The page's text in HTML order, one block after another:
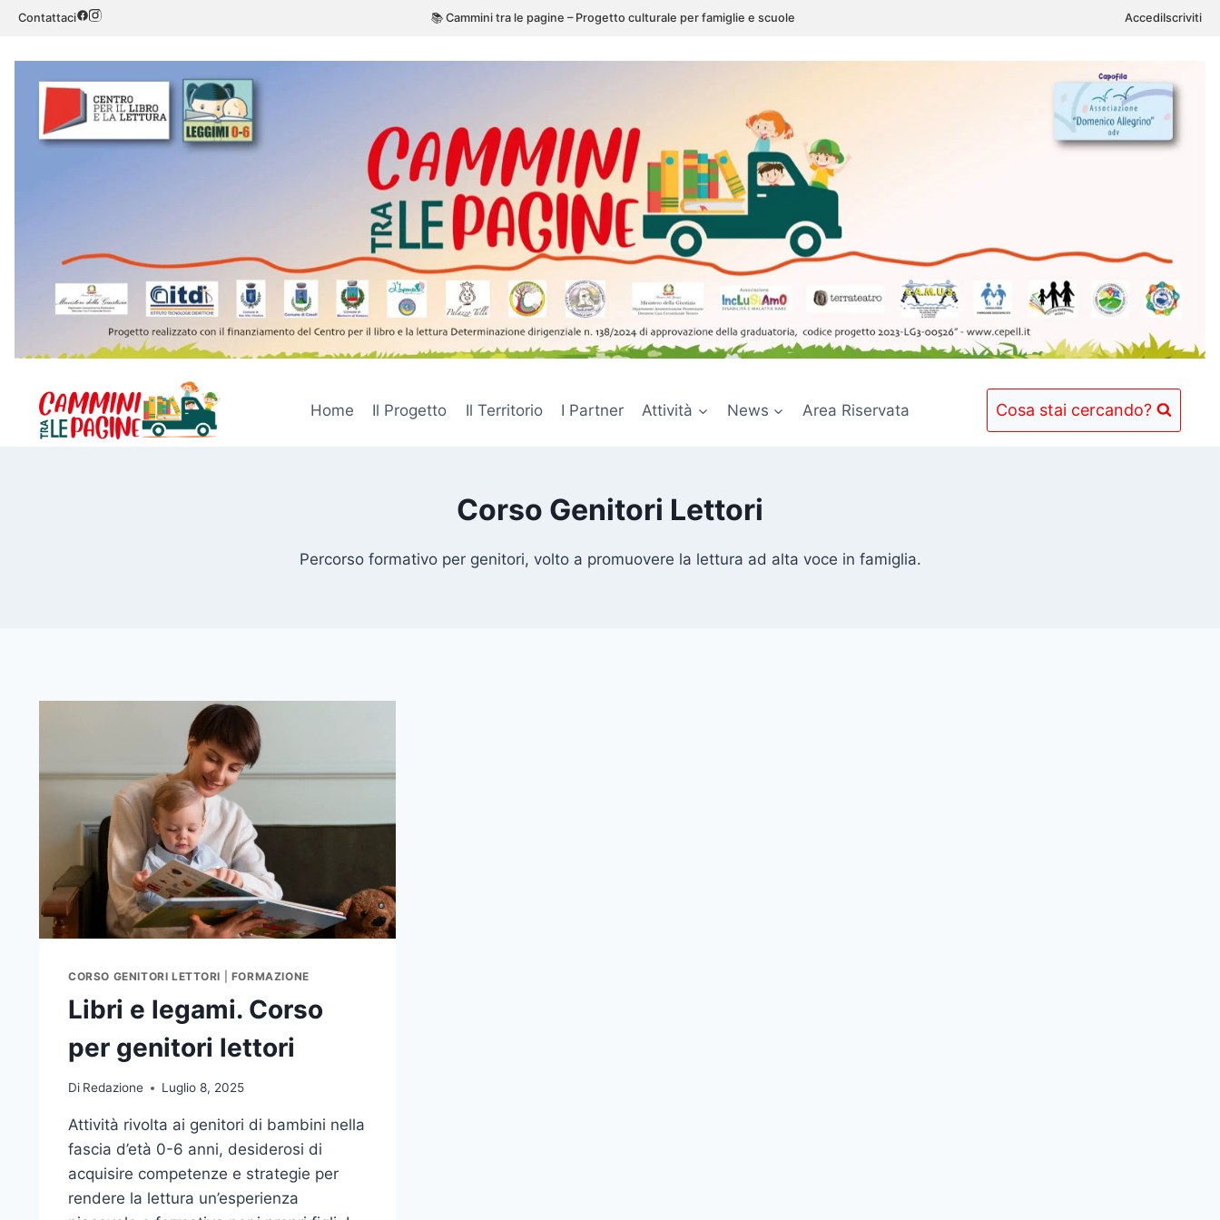
Salta
contenuto
Contattaci 📚 Cammini tra le pagine – Progetto culturale per famiglie e scuole AccediIscriviti
Home Il Progetto Il Territorio I Partner Attività News Area Riservata Cosa stai cercando?
Corso Genitori Lettori
Percorso formativo per genitori, volto a promuovere la lettura ad alta voce in famiglia.
CORSO GENITORI LETTORI FORMAZIONE
Libri e legami. Corso
per genitori lettori
Di Redazione Luglio 8, 2025
Attività rivolta ai genitori di bambini nella
fascia d’età 0-6 anni, desiderosi di
acquisire competenze e strategie per
rendere la lettura un’esperienza